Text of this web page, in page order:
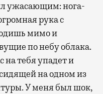
ужасающим: нога-
рука с
мимо и
по небу облака.
на тебя упадет и
на одном из
У меня был шок,